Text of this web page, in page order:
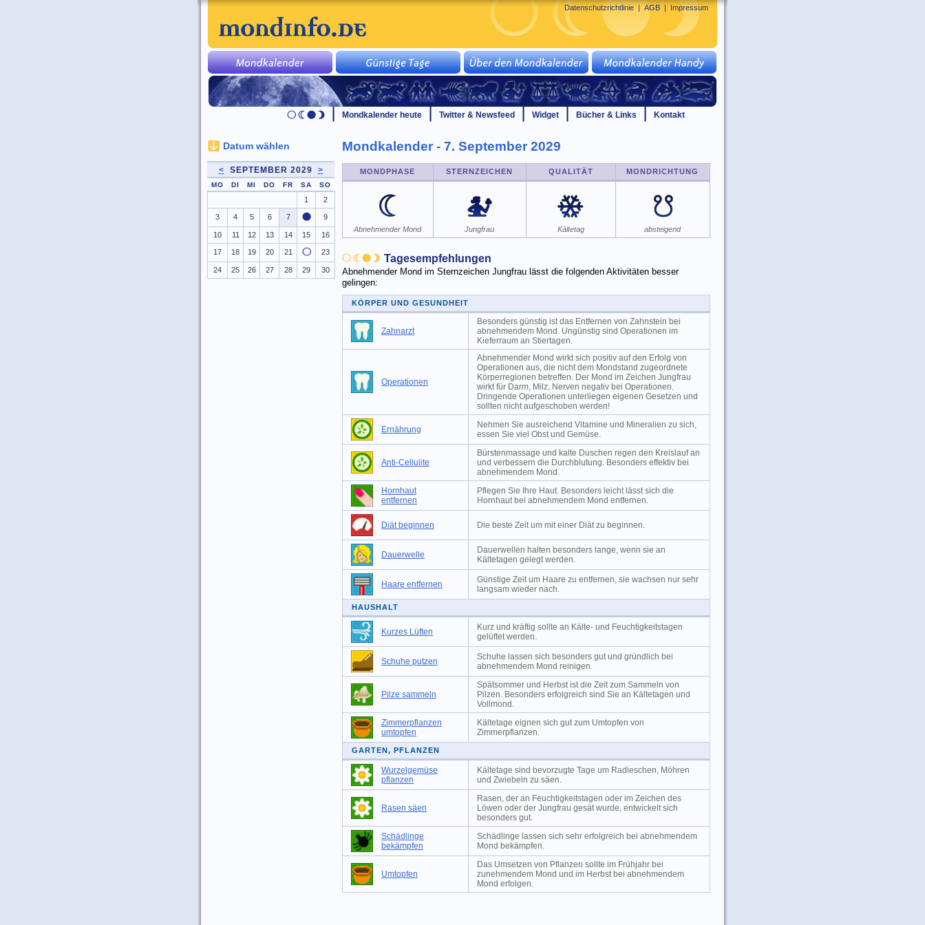
Datenschutzrichtlinie | AGB | Impressum
Mondkalender heute Twitter & Newsfeed Widget Bücher & Links Kontakt
Mondkalender - 7. September 2029
MONDPHASE STERNZEICHEN QUALITÄT MONDRICHTUNG
Abnehmender Mond Jungfrau Kältetag absteigend
Tagesempfehlungen
Abnehmender Mond im Sternzeichen Jungfrau lässt die folgenden Aktivitäten besser
gelingen:
KÖRPER UND GESUNDHEIT
Zahnarzt
Besonders günstig ist das Entfernen von Zahnstein bei
abnehmendem Mond. Ungünstig sind Operationen im
Kieferraum an Stiertagen.
Operationen
Abnehmender Mond wirkt sich positiv auf den Erfolg von
Operationen aus, die nicht dem Mondstand zugeordnete
Körperregionen betreffen. Der Mond im Zeichen Jungfrau
wirkt für Darm, Milz, Nerven negativ bei Operationen.
Dringende Operationen unterliegen eigenen Gesetzen und
sollten nicht aufgeschoben werden!
Ernährung
Nehmen Sie ausreichend Vitamine und Mineralien zu sich,
essen Sie viel Obst und Gemüse.
Anti-Cellulite
Bürstenmassage und kalte Duschen regen den Kreislauf an
und verbessern die Durchblutung. Besonders effektiv bei
abnehmendem Mond.
Hornhaut
entfernen
Pflegen Sie Ihre Haut. Besonders leicht lässt sich die
Hornhaut bei abnehmendem Mond entfernen.
Diät beginnen Die beste Zeit um mit einer Diät zu beginnen.
Dauerwelle
Dauerwellen halten besonders lange, wenn sie an
Kältetagen gelegt werden.
Haare entfernen
Günstige Zeit um Haare zu entfernen, sie wachsen nur sehr
langsam wieder nach.
HAUSHALT
Kurzes Lüften
Kurz und kräftig sollte an Kälte- und Feuchtigkeitstagen
gelüftet werden.
Schuhe putzen
Schuhe lassen sich besonders gut und gründlich bei
abnehmendem Mond reinigen.
Pilze sammeln
Spätsommer und Herbst ist die Zeit zum Sammeln von
Pilzen. Besonders erfolgreich sind Sie an Kältetagen und
Vollmond.
Zimmerpflanzen
umtopfen
Kältetage eignen sich gut zum Umtopfen von
Zimmerpflanzen.
GARTEN, PFLANZEN
Wurzelgemüse
pflanzen
Kältetage sind bevorzugte Tage um Radieschen, Möhren
und Zwiebeln zu säen.
Rasen säen
Rasen, der an Feuchtigkeitstagen oder im Zeichen des
Löwen oder der Jungfrau gesät wurde, entwickelt sich
besonders gut.
Schädlinge
bekämpfen
Schädlinge lassen sich sehr erfolgreich bei abnehmendem
Mond bekämpfen.
Umtopfen
Das Umsetzen von Pflanzen sollte im Frühjahr bei
zunehmendem Mond und im Herbst bei abnehmendem
Mond erfolgen.
Datum wählen
< SEPTEMBER 2029 >
MO DI MI DO FR SA SO
1 2
3 4 5 6 7 9
10 11 12 13 14 15 16
17 18 19 20 21 23
24 25 26 27 28 29 30